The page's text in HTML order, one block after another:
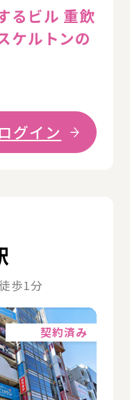
るビル 重飲
ケルトンの
グイン
歩1分
契約済み